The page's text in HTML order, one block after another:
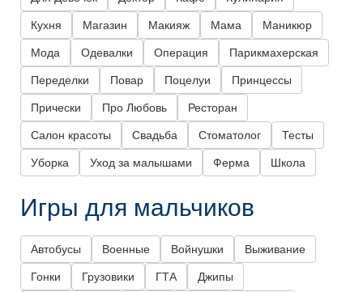
Кухня Магазин Макияж Мама Маникюр
Мода Одевалки Операция Парикмахерская
Переделки Повар Поцелуи Принцессы
Прически Про Любовь Ресторан
Салон красоты Свадьба Стоматолог Тесты
Уборка Уход за малышами Ферма Школа
Игры для мальчиков
Автобусы Военные Войнушки Выживание
Гонки Грузовики ГТА Джипы